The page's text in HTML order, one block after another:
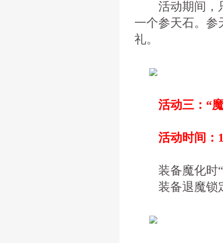
活动期间，只
一个参天石。参
礼。
活动三：“魔
活动时间：
装备魔化时“
装备退魔锁定